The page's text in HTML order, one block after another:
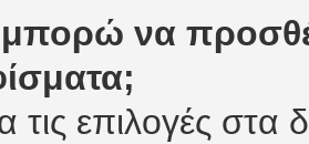
μπορώ να
τις επιλογές